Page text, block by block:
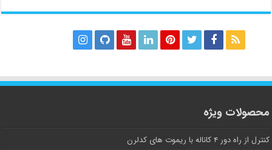
محصولات ویژه
کنترل از راه دور ۴ کاناله با ریموت های کدلرن